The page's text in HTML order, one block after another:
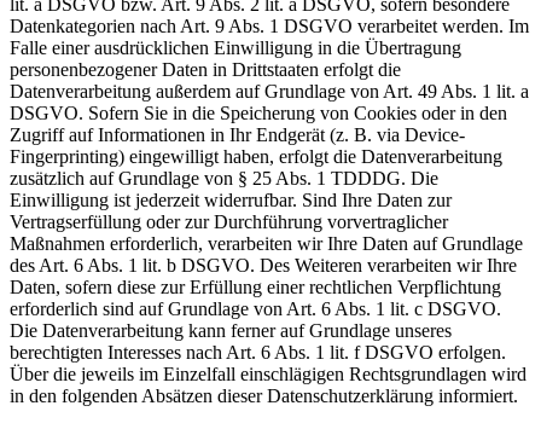
lit. a DSGVO bzw. Art. 9 Abs. 2 lit. a DSGVO, sofern besondere
Datenkategorien nach Art. 9 Abs. 1 DSGVO verarbeitet werden. Im
Falle einer ausdrücklichen Einwilligung in die Übertragung
personenbezogener Daten in Drittstaaten erfolgt die
Datenverarbeitung außerdem auf Grundlage von Art. 49 Abs. 1 lit. a
DSGVO. Sofern Sie in die Speicherung von Cookies oder in den
Zugriff auf Informationen in Ihr Endgerät (z. B. via Device-
Fingerprinting) eingewilligt haben, erfolgt die Datenverarbeitung
zusätzlich auf Grundlage von § 25 Abs. 1 TDDDG. Die
Einwilligung ist jederzeit widerrufbar. Sind Ihre Daten zur
Vertragserfüllung oder zur Durchführung vorvertraglicher
Maßnahmen erforderlich, verarbeiten wir Ihre Daten auf Grundlage
des Art. 6 Abs. 1 lit. b DSGVO. Des Weiteren verarbeiten wir Ihre
Daten, sofern diese zur Erfüllung einer rechtlichen Verpflichtung
erforderlich sind auf Grundlage von Art. 6 Abs. 1 lit. c DSGVO.
Die Datenverarbeitung kann ferner auf Grundlage unseres
berechtigten Interesses nach Art. 6 Abs. 1 lit. f DSGVO erfolgen.
Über die jeweils im Einzelfall einschlägigen Rechtsgrundlagen wird
in den folgenden Absätzen dieser Datenschutzerklärung informiert.